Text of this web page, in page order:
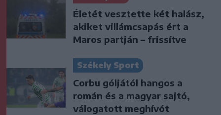
Életét vesztette két halász,
akiket villámcsapás ért a
Maros partján – frissítve
Székely Sport
Corbu góljától hangos a
román és a magyar sajtó,
válogatott meghívót